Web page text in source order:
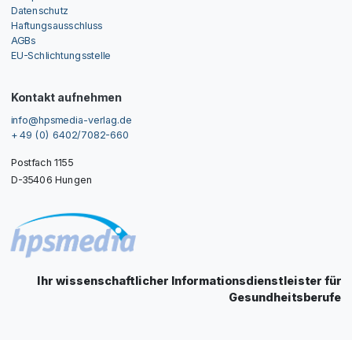
Datenschutz
Haftungsausschluss
AGBs
EU-Schlichtungsstelle
Kontakt aufnehmen
info@hpsmedia-verlag.de
+ 49 (0) 6402/7082-660
Postfach 1155
D-35406 Hungen
Ihr wissenschaftlicher Informationsdienstleister für
Gesundheitsberufe